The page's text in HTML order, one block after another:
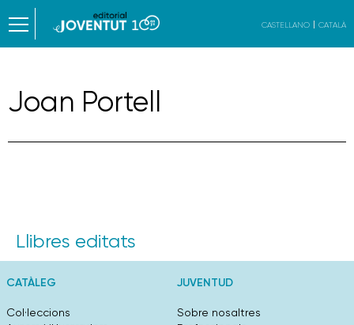
CASTELLANO CATALÀ
Joan Portell
Llibres editats
CATÀLEG
Col·leccions
JUVENTUD
Sobre nosaltres